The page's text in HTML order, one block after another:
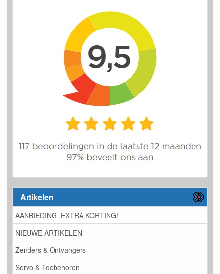
Artikelen
AANBIEDING=EXTRA KORTING!
NIEUWE ARTIKELEN
Zenders & Ontvangers
Servo & Toebehoren